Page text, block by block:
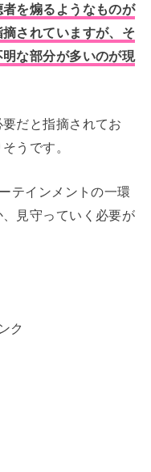
を煽るようなものが
されていますが、そ
な部分が多いのが現
だと指摘されてお
うです。
テインメントの一環
見守っていく必要が
ク